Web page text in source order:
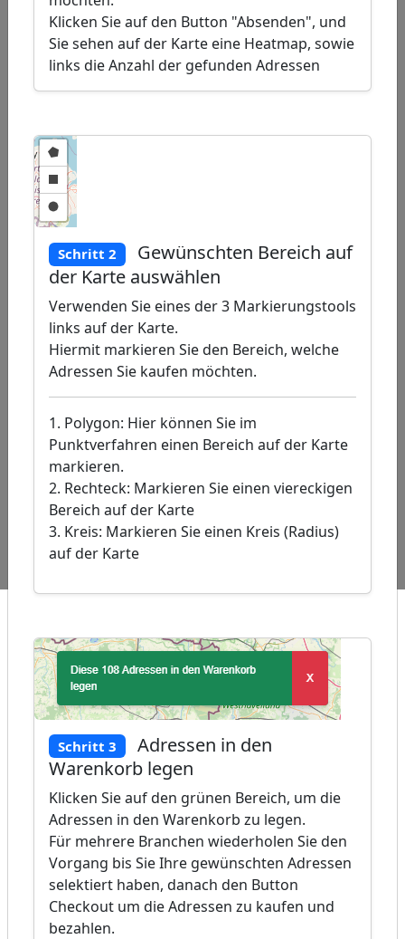
layers
Delete
layers
OpenStreetMap
contributors, �
GeoBasis-DE /
BKG 2024
Beliebte
Abfragen:
Adressen
Banken
Adressen
Adressen
Klicken Sie auf den Button "Absenden", und
Sie sehen auf der Karte eine Heatmap, sowie
links die Anzahl der gefunden Adressen
Schritt 2
Gewünschten Bereich auf
der Karte auswählen
Verwenden Sie eines der 3 Markierungstools
links auf der Karte.
Hiermit markieren Sie den Bereich, welche
Adressen Sie kaufen möchten.
1. Polygon: Hier können Sie im
Punktverfahren einen Bereich auf der Karte
markieren.
2. Rechteck: Markieren Sie einen viereckigen
Bereich auf der Karte
3. Kreis: Markieren Sie einen Kreis (Radius)
auf der Karte
Schritt 3
Adressen in den
Warenkorb legen
Klicken Sie auf den grünen Bereich, um die
Adressen in den Warenkorb zu legen.
Für mehrere Branchen wiederholen Sie den
Vorgang bis Sie Ihre gewünschten Adressen
selektiert haben, danach den Button
Checkout um die Adressen zu kaufen und
bezahlen.